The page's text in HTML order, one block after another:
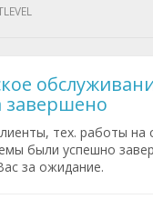
завершено
тех. работы на
были успешно
за ожидание.